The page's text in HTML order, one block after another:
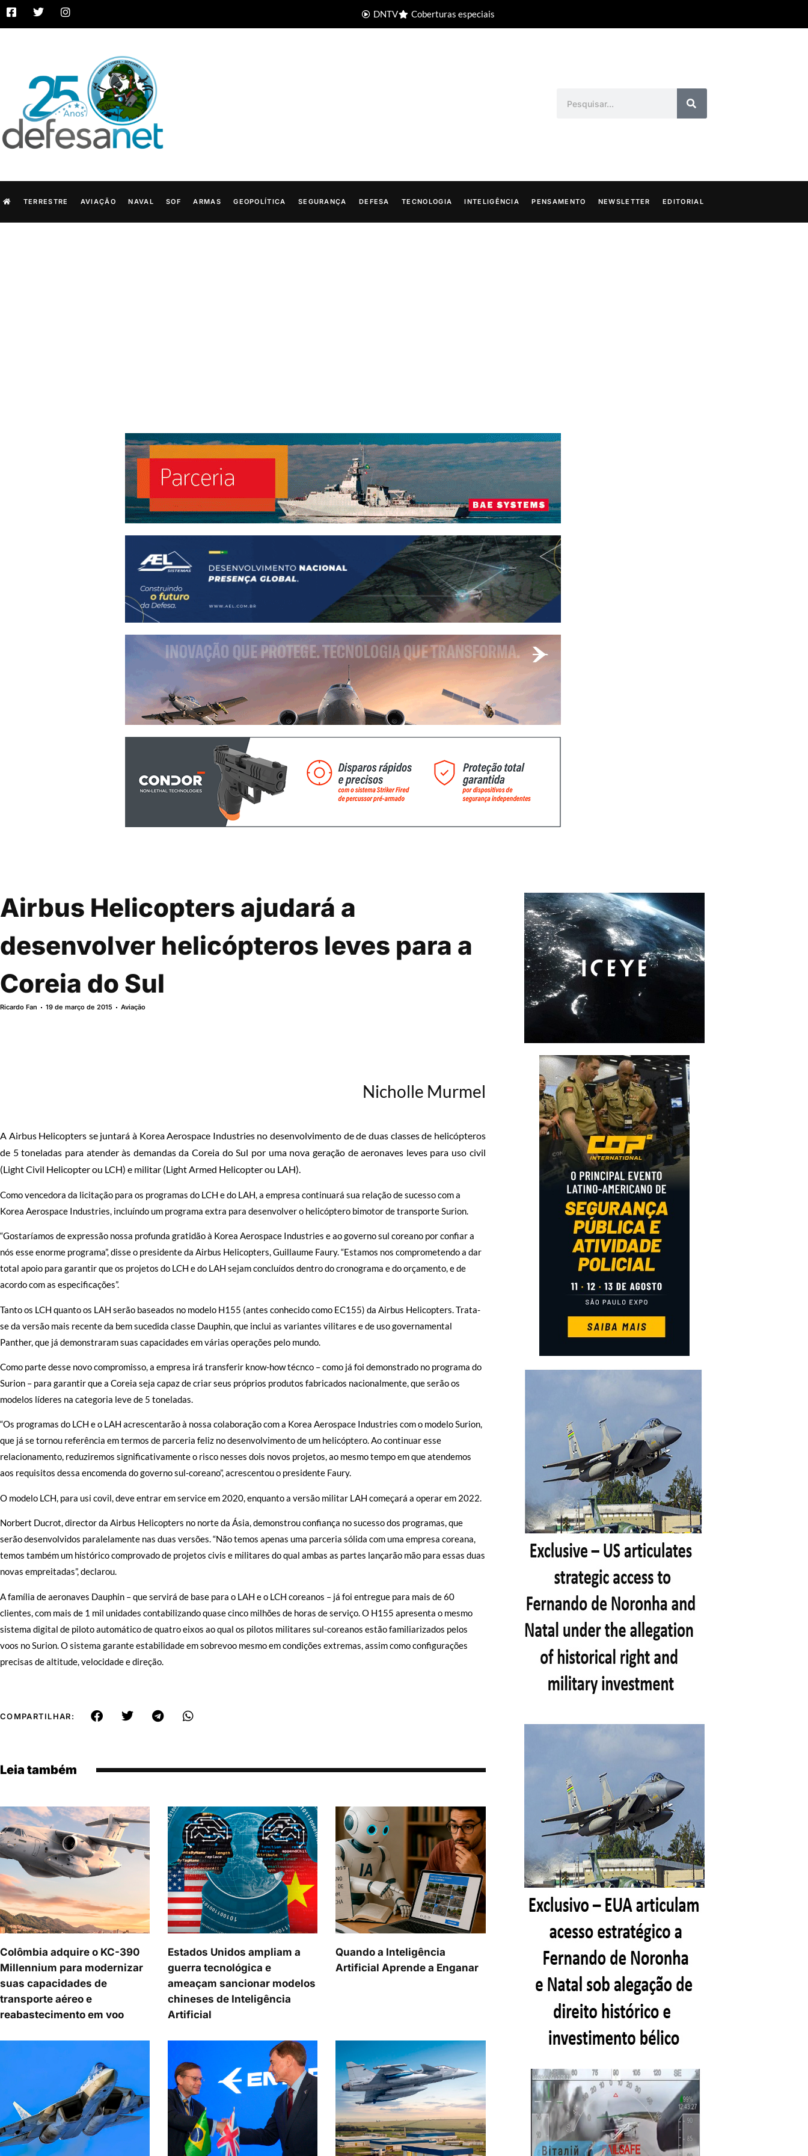
DNTV Coberturas especiais
TERRESTRE AVIAÇÃO NAVAL SOF ARMAS GEOPOLÍTICA SEGURANÇA DEFESA TECNOLOGIA INTELIGÊNCIA PENSAMENTO NEWSLETTER EDITORIAL
Airbus Helicopters ajudará a
desenvolver helicópteros leves para a
Coreia do Sul
Ricardo Fan 19 de março de 2015 Aviação
Nicholle Murmel
A Airbus Helicopters se juntará à Korea Aerospace Industries no desenvolvimento de de duas classes de helicópteros
de 5 toneladas para atender às demandas da Coreia do Sul por uma nova geração de aeronaves leves para uso civil
(Light Civil Helicopter ou LCH) e militar (Light Armed Helicopter ou LAH).
Como vencedora da licitação para os programas do LCH e do LAH, a empresa continuará sua relação de sucesso com a
Korea Aerospace Industries, incluíndo um programa extra para desenvolver o helicóptero bimotor de transporte Surion.
“Gostaríamos de expressão nossa profunda gratidão à Korea Aerospace Industries e ao governo sul coreano por confiar a
nós esse enorme programa”, disse o presidente da Airbus Helicopters, Guillaume Faury. “Estamos nos comprometendo a dar
total apoio para garantir que os projetos do LCH e do LAH sejam concluídos dentro do cronograma e do orçamento, e de
acordo com as especificações”.
Tanto os LCH quanto os LAH serão baseados no modelo H155 (antes conhecido como EC155) da Airbus Helicopters. Trata-
se da versão mais recente da bem sucedida classe Dauphin, que inclui as variantes vilitares e de uso governamental
Panther, que já demonstraram suas capacidades em várias operações pelo mundo.
Como parte desse novo compromisso, a empresa irá transferir know-how técnco – como já foi demonstrado no programa do
Surion – para garantir que a Coreia seja capaz de criar seus próprios produtos fabricados nacionalmente, que serão os
modelos líderes na categoria leve de 5 toneladas.
“Os programas do LCH e o LAH acrescentarão à nossa colaboração com a Korea Aerospace Industries com o modelo Surion,
que já se tornou referência em termos de parceria feliz no desenvolvimento de um helicóptero. Ao continuar esse
relacionamento, reduziremos significativamente o risco nesses dois novos projetos, ao mesmo tempo em que atendemos
aos requisitos dessa encomenda do governo sul-coreano”, acrescentou o presidente Faury.
O modelo LCH, para usi covil, deve entrar em service em 2020, enquanto a versão militar LAH começará a operar em 2022.
Norbert Ducrot, director da Airbus Helicopters no norte da Ásia, demonstrou confiança no sucesso dos programas, que
serão desenvolvidos paralelamente nas duas versões. “Não temos apenas uma parceria sólida com uma empresa coreana,
temos também um histórico comprovado de projetos civis e militares do qual ambas as partes lançarão mão para essas duas
novas empreitadas”, declarou.
A família de aeronaves Dauphin – que servirá de base para o LAH e o LCH coreanos – já foi entregue para mais de 60
clientes, com mais de 1 mil unidades contabilizando quase cinco milhões de horas de serviço. O H155 apresenta o mesmo
sistema digital de piloto automático de quatro eixos ao qual os pilotos militares sul-coreanos estão familiarizados pelos
voos no Surion. O sistema garante estabilidade em sobrevoo mesmo em condições extremas, assim como configurações
precisas de altitude, velocidade e direção.
COMPARTILHAR:
Leia também
Colômbia adquire o KC-390
Millennium para modernizar
suas capacidades de
transporte aéreo e
reabastecimento em voo
Estados Unidos ampliam a
guerra tecnológica e
ameaçam sancionar modelos
chineses de Inteligência
Artificial
Quando a Inteligência
Artificial Aprende a Enganar